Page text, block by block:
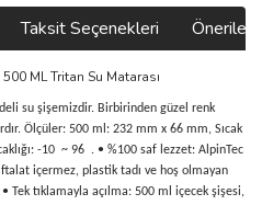
Taksit Seçenekleri
ML Tritan Su Matarası
su şişemizdir. Birbirinden güzel renk
Ölçüler: 500 ml: 232 mm x 66 mm, Sıcak
-10 ~ 96 . • %100 saf lezzet: AlpinTec
içermez, plastik tadı ve hoş olmayan
Tek tıklamayla açılma: 500 ml içecek şişesi,